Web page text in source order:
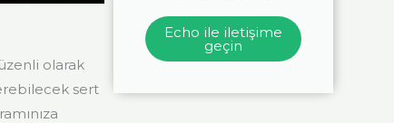
olarak
sert
Echo ile iletişime
geçin